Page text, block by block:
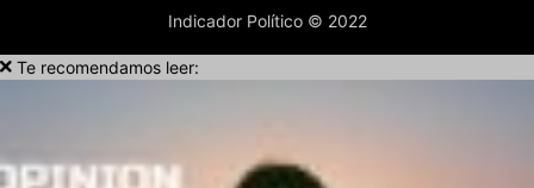
Indicador Político © 2022
Te recomendamos leer: